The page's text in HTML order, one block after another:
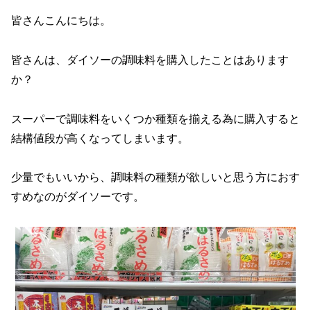
皆さんこんにちは。
皆さんは、ダイソーの調味料を購入したことはあります
か？
スーパーで調味料をいくつか種類を揃える為に購入すると
結構値段が高くなってしまいます。
少量でもいいから、調味料の種類が欲しいと思う方におす
すめなのがダイソーです。